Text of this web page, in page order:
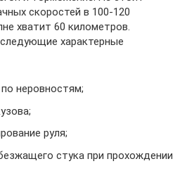
скоростей в 100-120
хватит 60 километров.
характерные
неровностям;
руля;
стука при прохождении